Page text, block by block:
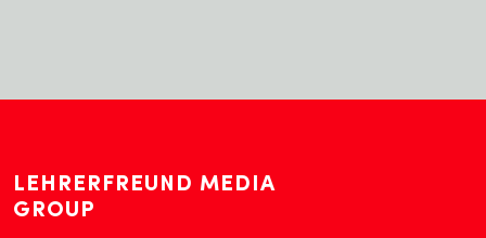
LEHRERFREUND MEDIA
GROUP